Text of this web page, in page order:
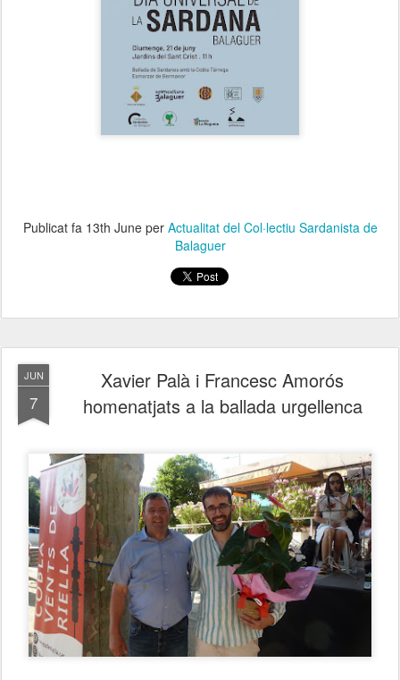
Publicat fa 13th Juneper Actualitat del Col·lectiu Sardanista de
Balaguer
JUN
7
Xavier Palà i Francesc Amorós
homenatjats a la ballada urgellenca